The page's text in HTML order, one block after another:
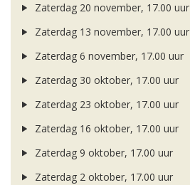
Zaterdag 20 november, 17.00 uur
Zaterdag 13 november, 17.00 uur
Zaterdag 6 november, 17.00 uur
Zaterdag 30 oktober, 17.00 uur
Zaterdag 23 oktober, 17.00 uur
Zaterdag 16 oktober, 17.00 uur
Zaterdag 9 oktober, 17.00 uur
Zaterdag 2 oktober, 17.00 uur